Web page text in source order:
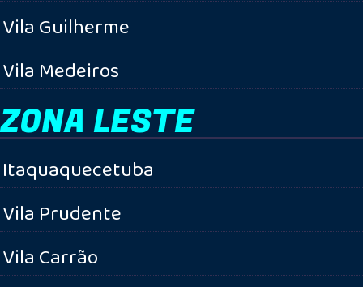
Vila Guilherme
Vila Medeiros
ZONA LESTE
Itaquaquecetuba
Vila Prudente
Vila Carrão